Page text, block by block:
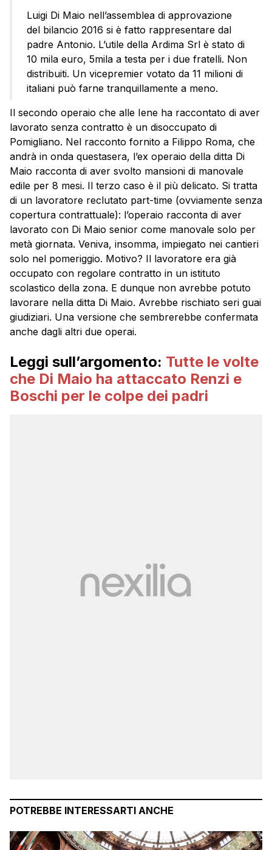
Luigi Di Maio nell’assemblea di approvazione
del bilancio 2016 si è fatto rappresentare dal
padre Antonio. L’utile della Ardima Srl è stato di
10 mila euro, 5mila a testa per i due fratelli. Non
distribuiti. Un vicepremier votato da 11 milioni di
italiani può farne tranquillamente a meno.
Il secondo operaio che alle Iene ha raccontato di aver
lavorato senza contratto è un disoccupato di
Pomigliano. Nel racconto fornito a Filippo Roma, che
andrà in onda questasera, l’ex operaio della ditta Di
Maio racconta di aver svolto mansioni di manovale
edile per 8 mesi. Il terzo caso è il più delicato. Si tratta
di un lavoratore reclutato part-time (ovviamente senza
copertura contrattuale): l’operaio racconta di aver
lavorato con Di Maio senior come manovale solo per
metà giornata. Veniva, insomma, impiegato nei cantieri
solo nel pomeriggio. Motivo? Il lavoratore era già
occupato con regolare contratto in un istituto
scolastico della zona. E dunque non avrebbe potuto
lavorare nella ditta Di Maio. Avrebbe rischiato seri guai
giudiziari. Una versione che sembrerebbe confermata
anche dagli altri due operai.
Leggi sull’argomento: Tutte le volte
che Di Maio ha attaccato Renzi e
Boschi per le colpe dei padri
POTREBBE INTERESSARTI ANCHE